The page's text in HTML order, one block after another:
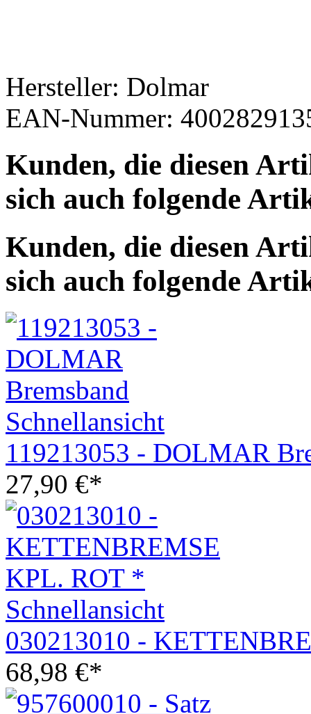
Hersteller: Dolmar
EAN-Nummer:
Kunden, die diesen
sich auch folgende
Kunden, die diesen
sich auch folgende
Schnellansicht
119213053 - DOLMAR
27,90 €*
Schnellansicht
030213010 -
68,98 €*